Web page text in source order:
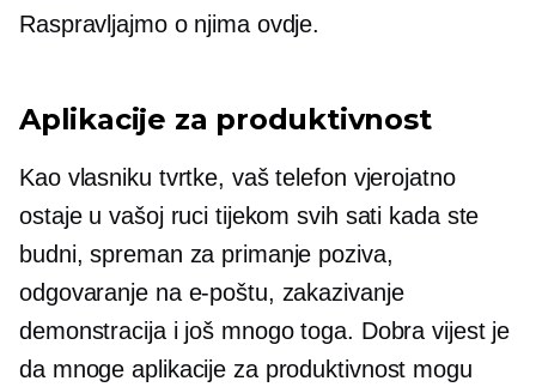
Raspravljajmo o njima ovdje.
Aplikacije za produktivnost
Kao vlasniku tvrtke, vaš telefon vjerojatno
ostaje u vašoj ruci tijekom svih sati kada ste
budni, spreman za primanje poziva,
odgovaranje na e-poštu, zakazivanje
demonstracija i još mnogo toga. Dobra vijest je
da mnoge aplikacije za produktivnost mogu